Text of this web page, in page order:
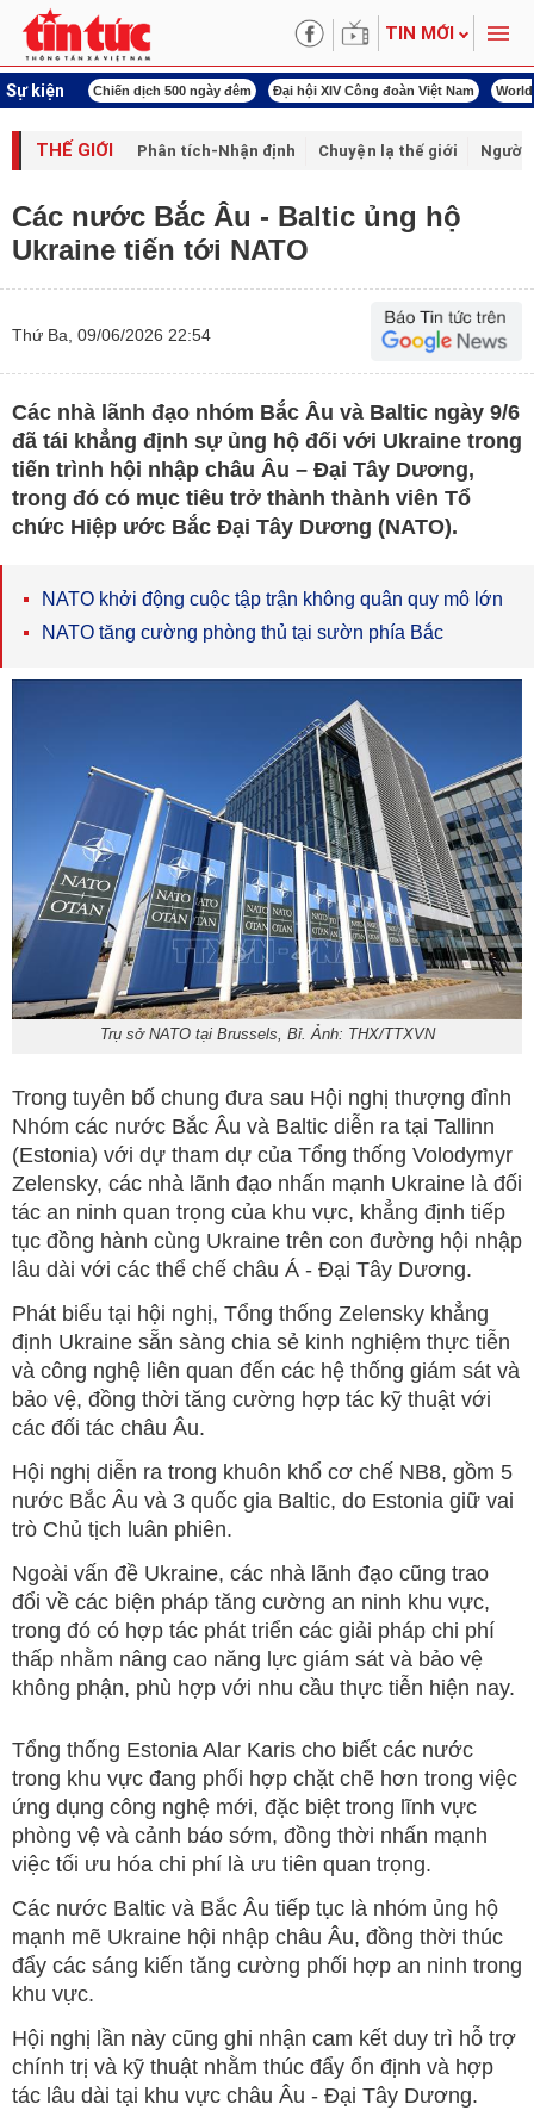
TIN MỚI
Sự kiện
mạng Chiến dịch 500 ngày đêm Đại hội XIV Công đoàn Việt Nam
THẾ GIỚI Phân tích-Nhận định Chuyện lạ thế giới Người
Các nước Bắc Âu - Baltic ủng hộ
Ukraine tiến tới NATO
Thứ Ba, 09/06/2026 22:54
Các nhà lãnh đạo nhóm Bắc Âu và Baltic ngày 9/6
đã tái khẳng định sự ủng hộ đối với Ukraine trong
tiến trình hội nhập châu Âu – Đại Tây Dương,
trong đó có mục tiêu trở thành thành viên Tổ
chức Hiệp ước Bắc Đại Tây Dương (NATO).
NATO khởi động cuộc tập trận không quân quy mô lớn
NATO tăng cường phòng thủ tại sườn phía Bắc
Trụ sở NATO tại Brussels, Bỉ. Ảnh: THX/TTXVN
Trong tuyên bố chung đưa sau Hội nghị thượng đỉnh
Nhóm các nước Bắc Âu và Baltic diễn ra tại Tallinn
(Estonia) với dự tham dự của Tổng thống Volodymyr
Zelensky, các nhà lãnh đạo nhấn mạnh Ukraine là đối
tác an ninh quan trọng của khu vực, khẳng định tiếp
tục đồng hành cùng Ukraine trên con đường hội nhập
lâu dài với các thể chế châu Á - Đại Tây Dương.
Phát biểu tại hội nghị, Tổng thống Zelensky khẳng
định Ukraine sẵn sàng chia sẻ kinh nghiệm thực tiễn
và công nghệ liên quan đến các hệ thống giám sát và
bảo vệ, đồng thời tăng cường hợp tác kỹ thuật với
các đối tác châu Âu.
Hội nghị diễn ra trong khuôn khổ cơ chế NB8, gồm 5
nước Bắc Âu và 3 quốc gia Baltic, do Estonia giữ vai
trò Chủ tịch luân phiên.
Ngoài vấn đề Ukraine, các nhà lãnh đạo cũng trao
đổi về các biện pháp tăng cường an ninh khu vực,
trong đó có hợp tác phát triển các giải pháp chi phí
thấp nhằm nâng cao năng lực giám sát và bảo vệ
không phận, phù hợp với nhu cầu thực tiễn hiện nay.
Tổng thống Estonia Alar Karis cho biết các nước
trong khu vực đang phối hợp chặt chẽ hơn trong việc
ứng dụng công nghệ mới, đặc biệt trong lĩnh vực
phòng vệ và cảnh báo sớm, đồng thời nhấn mạnh
việc tối ưu hóa chi phí là ưu tiên quan trọng.
Các nước Baltic và Bắc Âu tiếp tục là nhóm ủng hộ
mạnh mẽ Ukraine hội nhập châu Âu, đồng thời thúc
đẩy các sáng kiến tăng cường phối hợp an ninh trong
khu vực.
Hội nghị lần này cũng ghi nhận cam kết duy trì hỗ trợ
chính trị và kỹ thuật nhằm thúc đẩy ổn định và hợp
tác lâu dài tại khu vực châu Âu - Đại Tây Dương.